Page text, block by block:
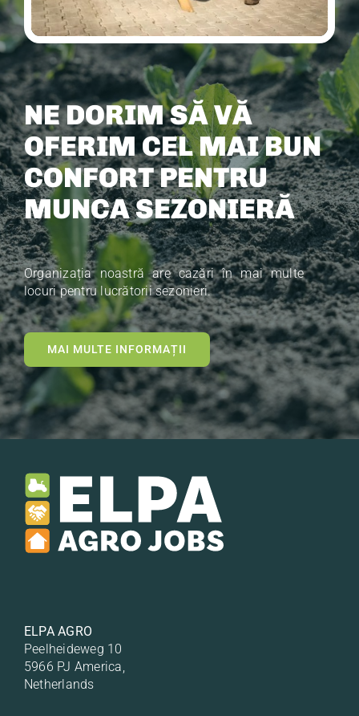
NE DORIM SĂ VĂ
OFERIM CEL MAI BUN
CONFORT PENTRU
MUNCA SEZONIERĂ
Organizația noastră are cazări în mai multe
locuri pentru lucrătorii sezonieri.
MAI MULTE INFORMAȚII
ELPA AGRO
Peelheideweg 10
5966 PJ America,
Netherlands